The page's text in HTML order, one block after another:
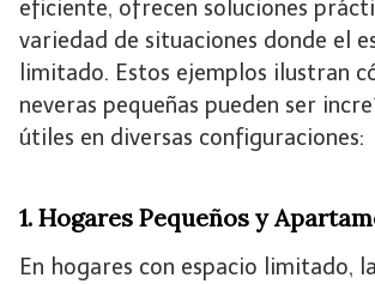
eficiente, ofrecen soluciones
variedad de situaciones donde el
limitado. Estos ejemplos ilustran
neveras pequeñas pueden ser
útiles en diversas configuraciones:
1. Hogares Pequeños y
En hogares con espacio limitado,